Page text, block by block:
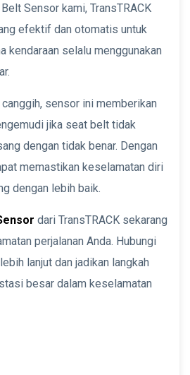
Sensor kami, TransTRACK
efektif dan otomatis untuk
kendaraan selalu menggunakan
sensor ini memberikan
jika seat belt tidak
dengan tidak benar. Dengan
memastikan keselamatan diri
dengan lebih baik.
dari TransTRACK sekarang
perjalanan Anda. Hubungi
lanjut dan jadikan langkah
besar dalam keselamatan